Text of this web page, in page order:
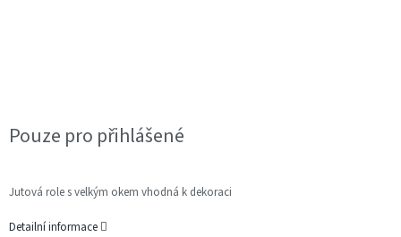
Pouze pro přihlášené
Jutová role s velkým okem vhodná k dekoraci
Detailní informace